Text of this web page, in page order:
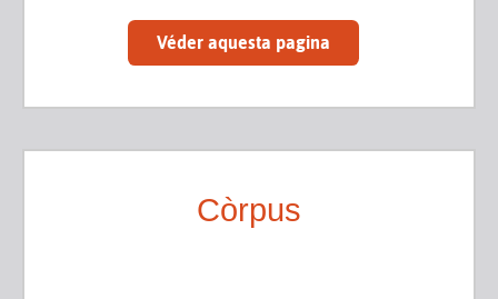
Véder aquesta pagina
Còrpus